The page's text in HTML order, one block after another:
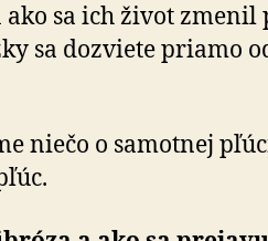
sa ich život zmenil
sa dozviete priamo
niečo o samotnej